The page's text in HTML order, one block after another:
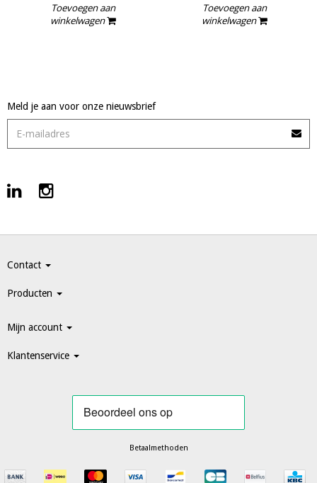
Toevoegen aan
winkelwagen
Toevoegen aan
winkelwagen
Meld je aan voor onze nieuwsbrief
Contact
Producten
Mijn account
Klantenservice
Betaalmethoden